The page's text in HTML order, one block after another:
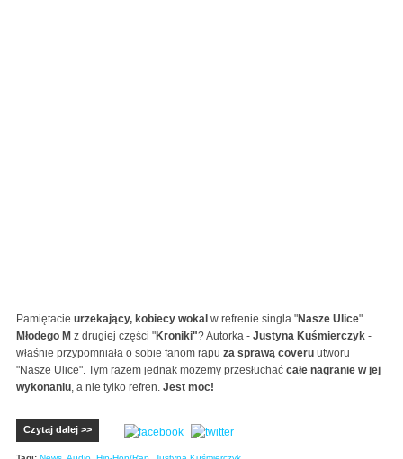
Pamiętacie urzekający, kobiecy wokal w refrenie singla "Nasze Ulice"
Młodego M z drugiej części "Kroniki"? Autorka - Justyna Kuśmierczyk -
właśnie przypomniała o sobie fanom rapu za sprawą coveru utworu
"Nasze Ulice". Tym razem jednak możemy przesłuchać całe nagranie w jej
wykonaniu, a nie tylko refren. Jest moc!
Czytaj dalej >>